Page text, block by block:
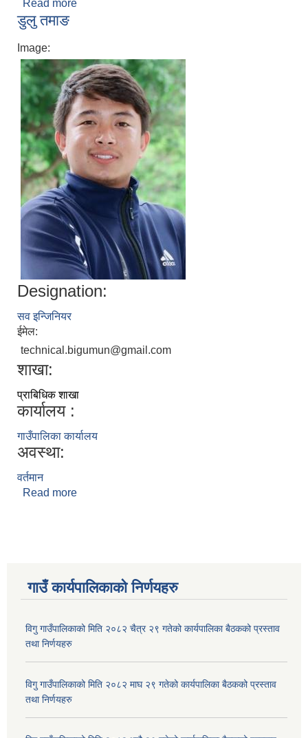
Read more
डुलु तमाङ
Image:
Designation:
सव इन्जिनियर
ईमेल:
technical.bigumun@gmail.com
शाखा:
प्राबिधिक शाखा
कार्यालय :
गाउँपालिका कार्यालय
अवस्था:
वर्तमान
Read more
गाउँ कार्यपालिकाकाे निर्णयहरु
विगु गाउँपालिकाको मिति २०८२ चैत्र २९ गतेको कार्यपालिका बैठकको प्रस्ताव
तथा निर्णयहरु
विगु गाउँपालिकाको मिति २०८२ माघ २९ गतेको कार्यपालिका बैठकको प्रस्ताव
तथा निर्णयहरु